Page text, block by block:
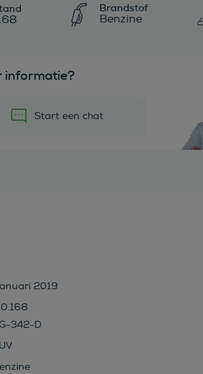
Brandstof
Benzine
informatie?
Start een chat
2019
342-D